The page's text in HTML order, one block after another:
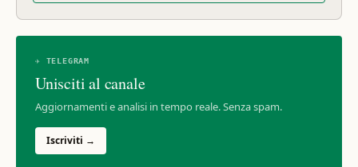
✈ TELEGRAM
Unisciti al canale
Aggiornamenti e analisi in tempo reale. Senza spam.
Iscriviti →